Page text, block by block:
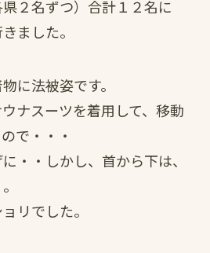
２名ずつ）合計１２名に
ました。
に法被姿です。
ナスーツを着用して、移動
で・・・
・・しかし、首から下は、
リでした。